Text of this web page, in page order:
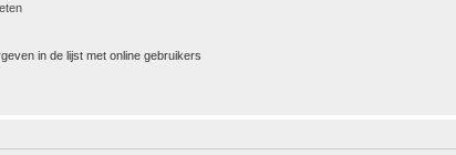
in de lijst met online gebruikers